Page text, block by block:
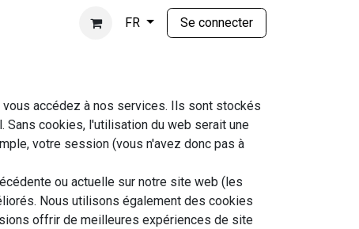
FR Se connecter
accédez à nos services. Ils sont stockés
Sans cookies, l'utilisation du web serait une
votre session (vous n'avez donc pas à
ou actuelle sur notre site web (les
Nous utilisons également des cookies
offrir de meilleures expériences de site